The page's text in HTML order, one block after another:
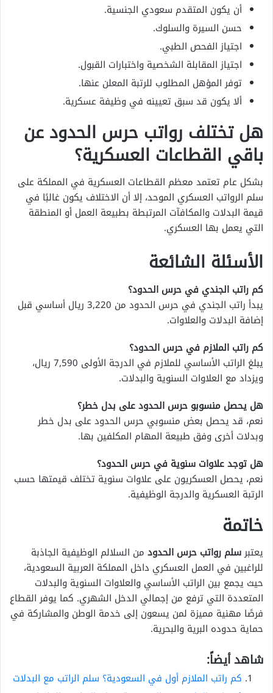
أن يكون المتقدم سعودي الجنسية.
حسن السيرة والسلوك.
اجتياز الفحص الطبي.
اجتياز المقابلة الشخصية واختبارات القبول.
توفر المؤهل المطلوب للرتبة المعلن عنها.
ألا يكون قد سبق تعيينه في وظيفة عسكرية.
هل تختلف رواتب حرس الحدود عن
باقي القطاعات العسكرية؟
بشكل عام تعتمد معظم القطاعات العسكرية في المملكة على
سلم الرواتب العسكري الموحد، إلا أن الاختلاف يكون غالبًا في
قيمة البدلات والمكافآت المرتبطة بطبيعة العمل أو المنطقة
التي يعمل بها العسكري.
الأسئلة الشائعة
كم راتب الجندي في حرس الحدود؟
يبدأ راتب الجندي في حرس الحدود من 3,220 ريال أساسي قبل
إضافة البدلات والعلاوات.
كم راتب الملازم في حرس الحدود؟
يبلغ الراتب الأساسي للملازم في الدرجة الأولى 7,590 ريال،
ويزداد مع العلاوات السنوية والبدلات.
هل يحصل منسوبو حرس الحدود على بدل خطر؟
نعم، قد يحصل بعض منسوبي حرس الحدود على بدل خطر
وبدلات أخرى وفق طبيعة المهام المكلفين بها.
هل توجد علاوات سنوية في حرس الحدود؟
نعم، يحصل العسكريون على علاوات سنوية تختلف قيمتها حسب
الرتبة العسكرية والدرجة الوظيفية.
خاتمة
يعتبرسلم رواتب حرس الحدود من السلالم الوظيفية الجاذبة
للراغبين في العمل العسكري داخل المملكة العربية السعودية،
حيث يجمع بين الراتب الأساسي والعلاوات السنوية والبدلات
المتعددة التي ترفع من إجمالي الدخل الشهري. كما يوفر القطاع
فرصًا مهنية مميزة لمن يسعون إلى خدمة الوطن والمشاركة في
حماية حدوده البرية والبحرية.
شاهد أيضاً:
كم راتب الملازم أول في السعودية؟ سلم الراتب مع البدلات